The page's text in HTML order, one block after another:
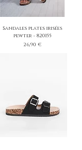
Sandales plates irisées
pewter - 820155
Prix
26,90 €